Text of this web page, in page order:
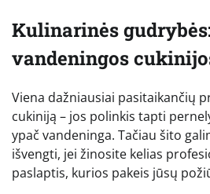
Kulinarinės
vandeningos
Viena dažniausiai pasitaikančių
cukiniją – jos polinkis tapti
ypač vandeninga. Tačiau šito
išvengti, jei žinosite kelias
paslaptis, kurios pakeis jūsų